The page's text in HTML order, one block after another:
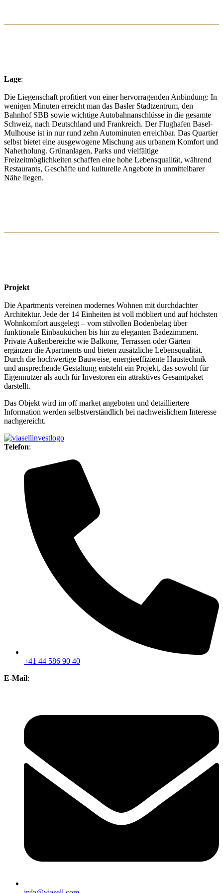
Lage:
Die Liegenschaft profitiert von einer hervorragenden Anbindung: In
wenigen Minuten erreicht man das Basler Stadtzentrum, den
Bahnhof SBB sowie wichtige Autobahnanschlüsse in die gesamte
Schweiz, nach Deutschland und Frankreich. Der Flughafen Basel-
Mulhouse ist in nur rund zehn Autominuten erreichbar. Das Quartier
selbst bietet eine ausgewogene Mischung aus urbanem Komfort und
Naherholung. Grünanlagen, Parks und vielfältige
Freizeitmöglichkeiten schaffen eine hohe Lebensqualität, während
Restaurants, Geschäfte und kulturelle Angebote in unmittelbarer
Nähe liegen.
Projekt
Die Apartments vereinen modernes Wohnen mit durchdachter
Architektur. Jede der 14 Einheiten ist voll möbliert und auf höchsten
Wohnkomfort ausgelegt – vom stilvollen Bodenbelag über
funktionale Einbauküchen bis hin zu eleganten Badezimmern.
Private Außenbereiche wie Balkone, Terrassen oder Gärten
ergänzen die Apartments und bieten zusätzliche Lebensqualität.
Durch die hochwertige Bauweise, energieeffiziente Haustechnik
und ansprechende Gestaltung entsteht ein Projekt, das sowohl für
Eigennutzer als auch für Investoren ein attraktives Gesamtpaket
darstellt.
Das Objekt wird im off market angeboten und detailliertere
Information werden selbstverständlich bei nachweislichem Interesse
nachgereicht.
Telefon:
+41 44 586 90 40
E-Mail: